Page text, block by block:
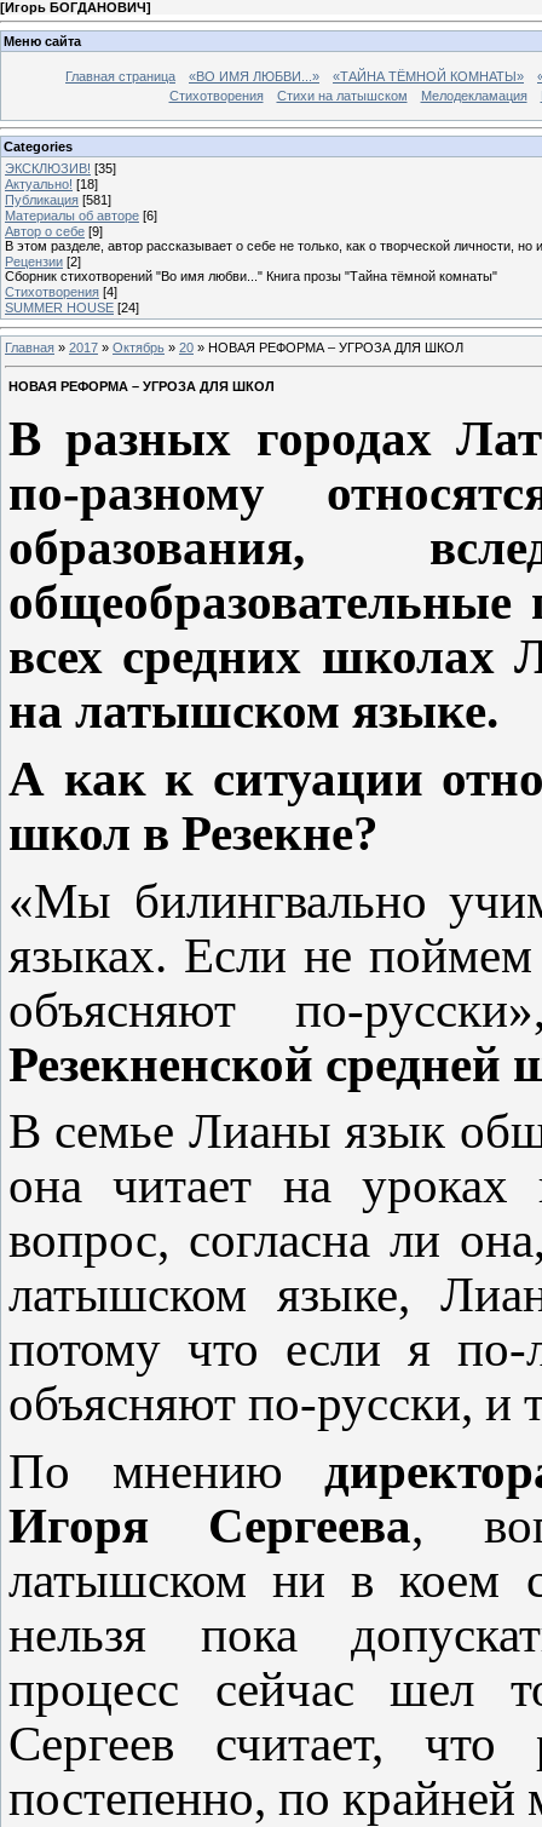
[Игорь БОГДАНОВИЧ]
Меню сайта
Главная страница «ВО ИМЯ ЛЮБВИ...» «ТАЙНА ТЁМНОЙ КОМНАТЫ»
Стихотворения
Стихи на латышском Мелодекламация
Categories
ЭКСКЛЮЗИВ! [35]
Актуально! [18]
Публикация [581]
Материалы об авторе [6]
Автор о себе [9]
В этом разделе, автор рассказывает о себе не только, как о творческой личности,
Рецензии [2]
Сборник стихотворений "Во имя любви..." Книга прозы "Тайна тёмной комнаты"
Стихотворения [4]
SUMMER HOUSE [24]
Главная » 2017 » Октябрь » 20 » НОВАЯ РЕФОРМА – УГРОЗА ДЛЯ ШКОЛ
НОВАЯ РЕФОРМА – УГРОЗА ДЛЯ ШКОЛ
В разных городах
по-разному
образования,
всех средних школах
на латышском языке.
А как к ситуации
школ в Резекне?
«Мы билингвально
языках. Если не
объясняют по-
Резекненской
В семье Лианы язык
она читает на
вопрос, согласна ли
латышском языке,
потому что если я
объясняют по-русски, и
По мнению
Игоря Сергеева,
латышском ни в коем
нельзя пока
процесс сейчас шел
Сергеев считает,
постепенно, по крайней